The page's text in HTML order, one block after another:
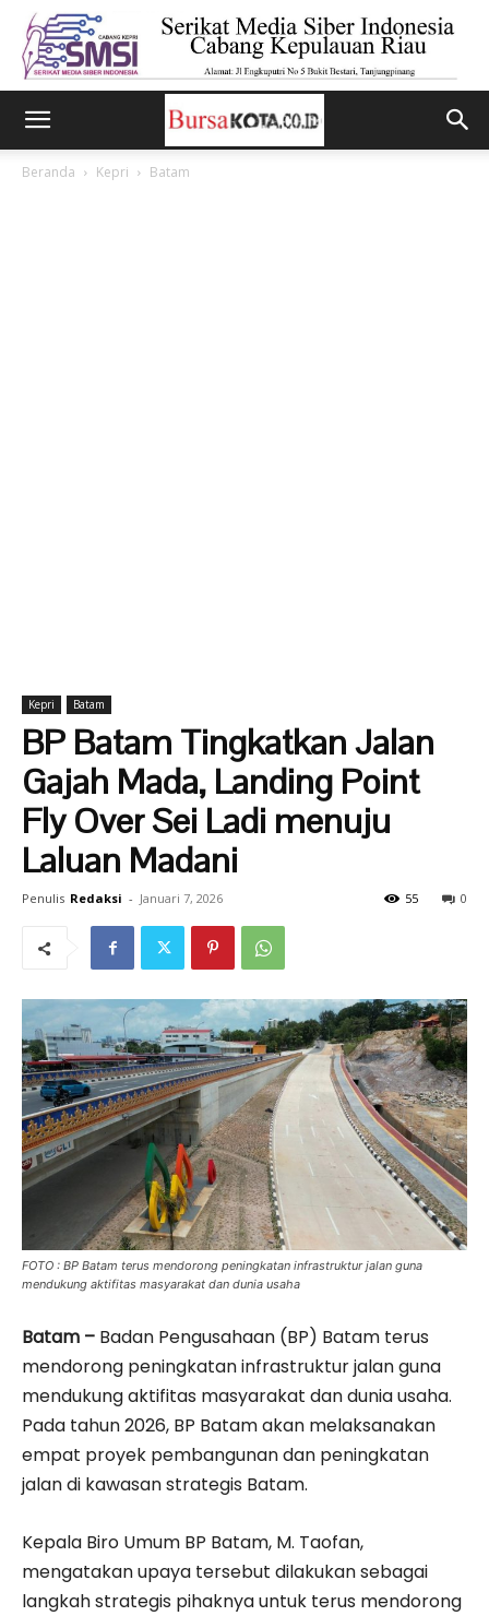
Beranda Kepri Batam
Kepri Batam
BP Batam Tingkatkan Jalan
Gajah Mada, Landing Point
Fly Over Sei Ladi menuju
Laluan Madani
Penulis Redaksi - Januari 7, 2026 0
55
FOTO : BP Batam terus mendorong peningkatan infrastruktur jalan guna
mendukung aktifitas masyarakat dan dunia usaha
Batam – Badan Pengusahaan (BP) Batam terus
mendorong peningkatan infrastruktur jalan guna
mendukung aktifitas masyarakat dan dunia usaha.
Pada tahun 2026, BP Batam akan melaksanakan
empat proyek pembangunan dan peningkatan
jalan di kawasan strategis Batam.
Kepala Biro Umum BP Batam, M. Taofan,
mengatakan upaya tersebut dilakukan sebagai
langkah strategis pihaknya untuk terus mendorong